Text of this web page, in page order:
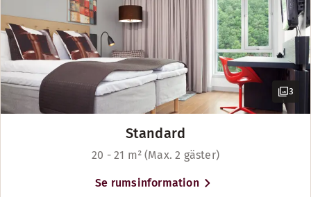
3
Standard
20 - 21 m² (Max. 2 gäster)
Se rumsinformation